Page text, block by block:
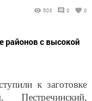
503 0 0
районов с высокой
к заготовке